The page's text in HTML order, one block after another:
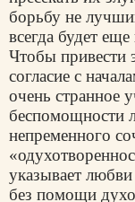
борьбу не
всегда будет
Чтобы привести
согласие с
очень странное
беспомощности
непременного
указывает
без помощи